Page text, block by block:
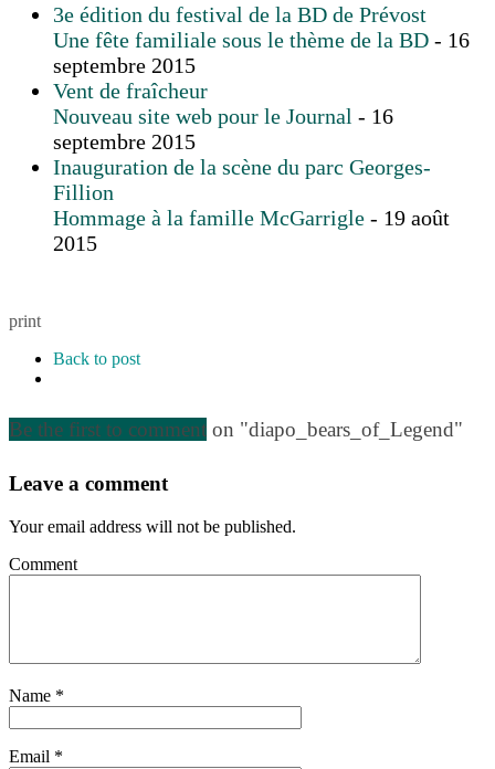
3e édition du festival de la BD de Prévost
Une fête familiale sous le thème de la BD - 16
septembre 2015
Vent de fraîcheur
Nouveau site web pour le Journal - 16
septembre 2015
Inauguration de la scène du parc Georges-
Fillion
Hommage à la famille McGarrigle - 19 août
2015
print
Back to post
Be the first to comment on "diapo_bears_of_Legend"
Leave a comment
Your email address will not be published.
Comment
Name *
Email *